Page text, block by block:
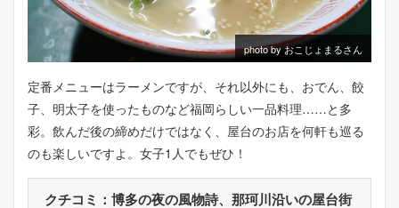
photo by おこじょまるさん
定番メニューはラーメンですが、それ以外にも、おでん、餃
子、明太子を使ったものなど福岡らしい一品料理……と多
彩。飲んだ後の締めだけではなく、屋台のお店を何軒も巡る
のも楽しいですよ。女子1人でもぜひ！
クチコミ：博多の夜の風物詩、那珂川沿いの屋台街